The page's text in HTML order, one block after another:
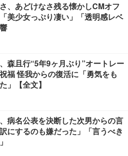
、あどけなさ残る懐かしCMオフ
美少女っぷり凄い」「透明感レベ
森且行“5年9ヶ月ぶり”オートレー
福 怪我からの復活に「勇気をも
」【全文】
病名公表を決断した次男からの言
にするのも嫌だった」「言うべき